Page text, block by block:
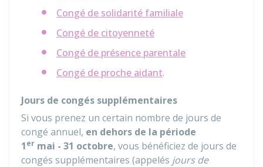
Congé de solidarité familiale
Congé de citoyenneté
Congé de présence parentale
Congé de proche aidant.
Jours de congés supplémentaires
Si vous prenez un certain nombre de jours de
congé annuel, en dehors de la période
1er mai - 31 octobre, vous bénéficiez de jours de
congés supplémentaires (appelés jours de